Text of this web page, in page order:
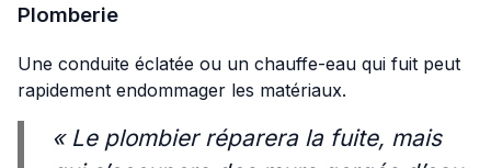
Plomberie
Une conduite éclatée ou un chauffe-eau qui fuit peut
rapidement endommager les matériaux.
« Le plombier réparera la fuite, mais